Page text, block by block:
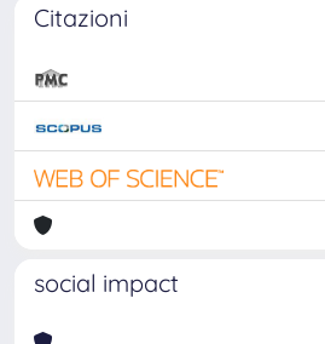
Citazioni
social impact